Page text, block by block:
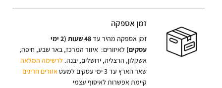
זמן אספקה
זמן אספקה מהיר עד
48 שעות (2 ימי
עסקים)לאיזורים: איזור המרכז, באר שבע, חיפה,
אשקלון, הרצליה, ירושלים, יבנה.לרשימה המלאה
שאר הארץ עד 3 ימי עסקים למעט
אזורים חריגים
קיימת אפשרות לאיסוף עצמי